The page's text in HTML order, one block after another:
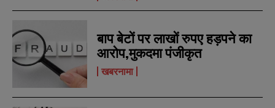
r
r
बाप बेटों पर लाखों रुपए हड़पने का
आरोप,मुकदमा पंजीकृत
खबरनामा